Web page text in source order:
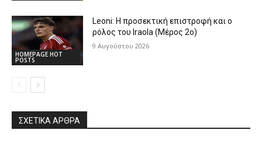
HOMEPAGE HOT
POSTS
Leoni: Η προσεκτική επιστροφή και ο
ρόλος του Iraola (Μέρος 2ο)
9 Αυγούστου 2026
ΣΧΕΤΙΚΆ ΆΡΘΡΑ